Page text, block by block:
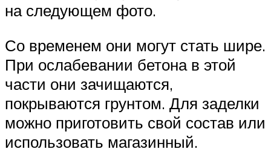
на следующем фото.
Со временем они могут стать шире.
При ослабевании бетона в этой
части они зачищаются,
покрываются грунтом. Для заделки
можно приготовить свой состав или
использовать магазинный.